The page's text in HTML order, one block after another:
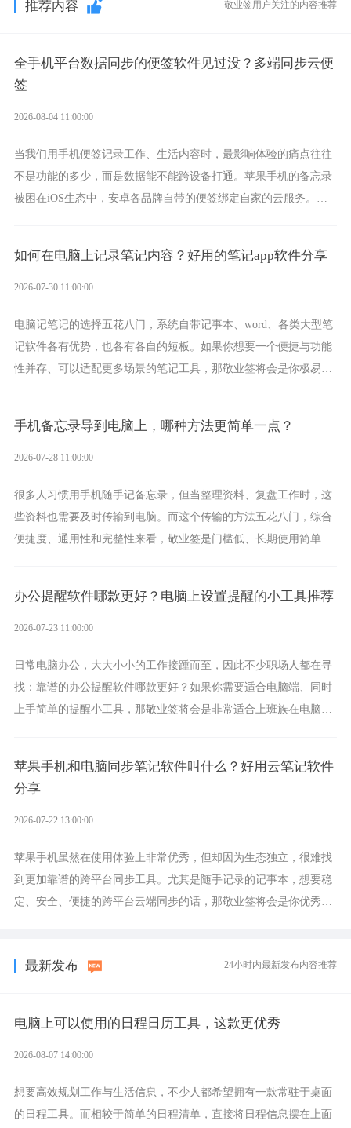
推荐内容 敬业签用户关注的内容推荐
全手机平台数据同步的便签软件见过没？多端同步云便
签
2026-08-04 11:00:00
当我们用手机便签记录工作、生活内容时，最影响体验的痛点往往
不是功能的多少，而是数据能不能跨设备打通。苹果手机的备忘录
被困在iOS生态中，安卓各品牌自带的便签绑定自家的云服务。而
如何在电脑上记录笔记内容？好用的笔记app软件分享
2026-07-30 11:00:00
电脑记笔记的选择五花八门，系统自带记事本、word、各类大型笔
记软件各有优势，也各有各自的短板。如果你想要一个便捷与功能
性并存、可以适配更多场景的笔记工具，那敬业签将会是你极易上
手机备忘录导到电脑上，哪种方法更简单一点？
2026-07-28 11:00:00
很多人习惯用手机随手记备忘录，但当整理资料、复盘工作时，这
些资料也需要及时传输到电脑。而这个传输的方法五花八门，综合
便捷度、通用性和完整性来看，敬业签是门槛低、长期使用简单的
办公提醒软件哪款更好？电脑上设置提醒的小工具推荐
2026-07-23 11:00:00
日常电脑办公，大大小小的工作接踵而至，因此不少职场人都在寻
找：靠谱的办公提醒软件哪款更好？如果你需要适合电脑端、同时
上手简单的提醒小工具，那敬业签将会是非常适合上班族在电脑上
苹果手机和电脑同步笔记软件叫什么？好用云笔记软件
分享
2026-07-22 13:00:00
苹果手机虽然在使用体验上非常优秀，但却因为生态独立，很难找
到更加靠谱的跨平台同步工具。尤其是随手记录的记事本，想要稳
定、安全、便捷的跨平台云端同步的话，那敬业签将会是你优秀的
最新发布 24小时内最新发布内容推荐
电脑上可以使用的日程日历工具，这款更优秀
2026-08-07 14:00:00
想要高效规划工作与生活信息，不少人都希望拥有一款常驻于桌面
的日程工具。而相较于简单的日程清单，直接将日程信息摆在上面